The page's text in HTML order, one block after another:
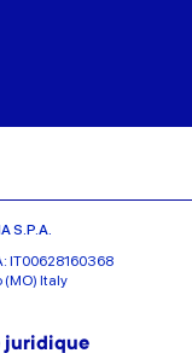
S.P.A.
IT00628160368
(MO) Italy
juridique